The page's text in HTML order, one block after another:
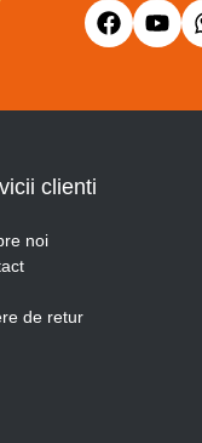
clienti
noi
de retur